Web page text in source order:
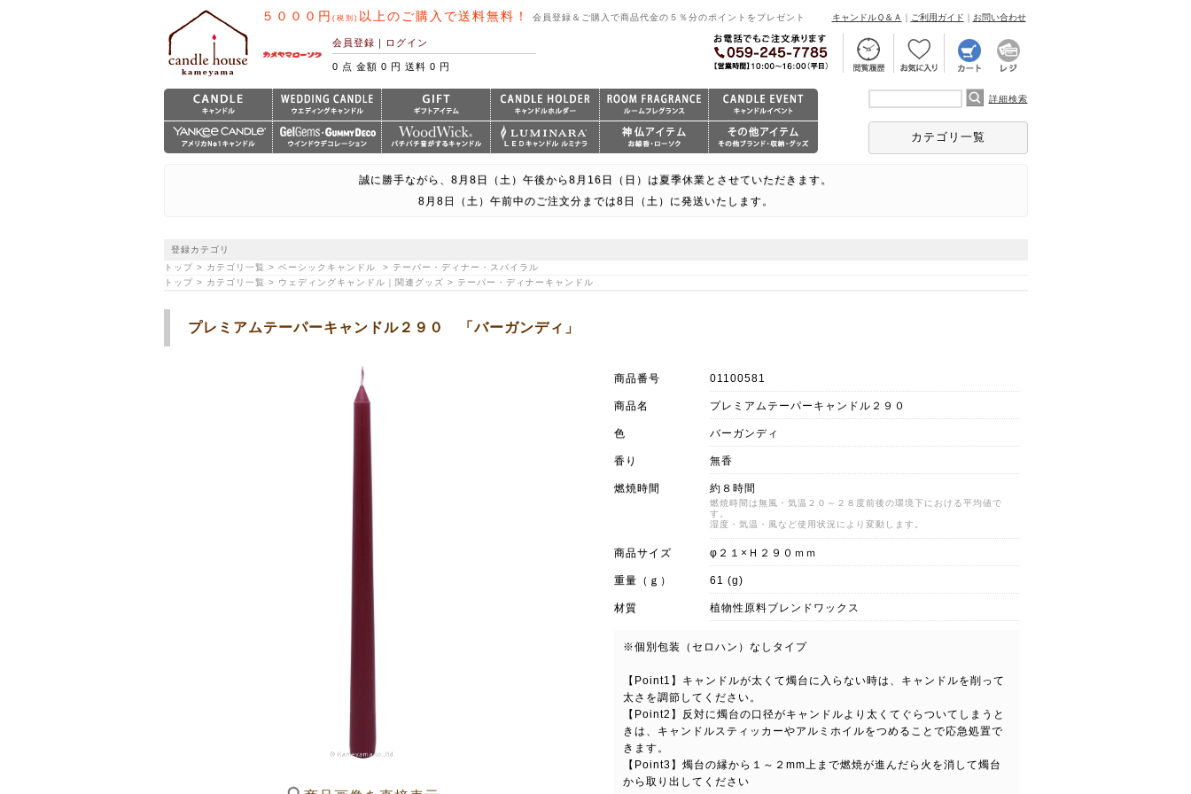
５０００円 (税別) 以上のご購入で送料無料！ 会員登録＆ご購入で商品代金の５％分のポイントをプレゼント キャンドルＱ＆Ａ ｜ ご利用ガイド ｜ お問い合わせ
会員登録 ｜ ログイン
0 点 金額 0 円 送料 0 円
詳細検索
カテゴリ一覧
誠に勝手ながら、8月8日（土）午後から8月16日（日）は夏季休業とさせていただきます。
8月8日（土）午前中のご注文分までは8日（土）に発送いたします。
登録カテゴリ
トップ > カテゴリ一覧 > ベーシックキャンドル > テーパー・ディナー・スパイラル
トップ > カテゴリ一覧 > ウェディングキャンドル｜関連グッズ > テーパー・ディナーキャンドル
プレミアムテーパーキャンドル２９０ 「バーガンディ」
商品番号 01100581
商品名 プレミアムテーパーキャンドル２９０
色 バーガンディ
香り 無香
燃焼時間 約８時間
燃焼時間は無風・気温２０～２８度前後の環境下における平均値で
す。
湿度・気温・風など使用状況により変動します。
商品サイズ φ２１×Ｈ２９０ｍｍ
重量（ｇ） 61 (g)
材質 植物性原料ブレンドワックス
※個別包装（セロハン）なしタイプ
【Point1】キャンドルが太くて燭台に入らない時は、キャンドルを削って
太さを調節してください。
【Point2】反対に燭台の口径がキャンドルより太くてぐらついてしまうと
きは、キャンドルスティッカーやアルミホイルをつめることで応急処置で
きます。
【Point3】燭台の縁から１～２mm上まで燃焼が進んだら火を消して燭台
から取り出してください